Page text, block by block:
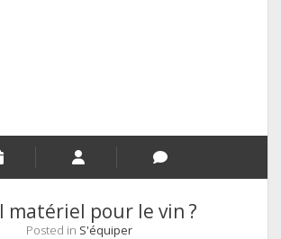
matériel pour le vin ?
Posted in S'équiper